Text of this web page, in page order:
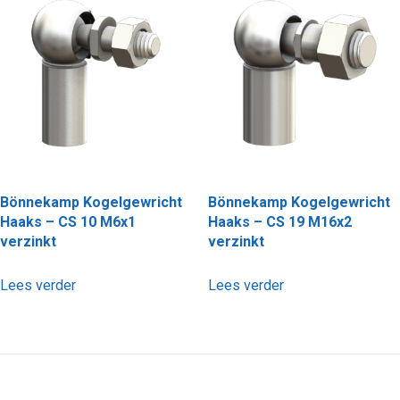
Bönnekamp Kogelgewricht
Haaks – CS 10 M6x1
verzinkt
Lees verder
Bönnekamp Kogelgewricht
Haaks – CS 19 M16x2
verzinkt
Lees verder